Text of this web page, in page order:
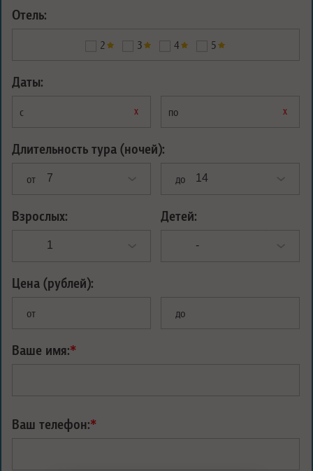
Отель:
2 3 4 5
Даты:
с х по х
Длительность тура (ночей):
от до
Взрослых: Детей:
Цена (рублей):
от до
Ваше имя:*
Ваш телефон:*